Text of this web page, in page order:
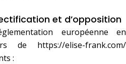
et d’opposition
européenne en
de https://elise-frank.com/
: